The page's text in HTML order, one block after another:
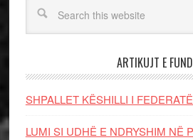
ARTIKUJT E
SHPALLET KËSHILLI I
LUMI SI UDHË E NDRYSHIM NË